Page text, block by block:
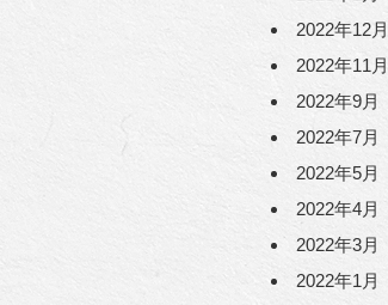
2022年12月
2022年11月
2022年9月
2022年7月
2022年5月
2022年4月
2022年3月
2022年1月